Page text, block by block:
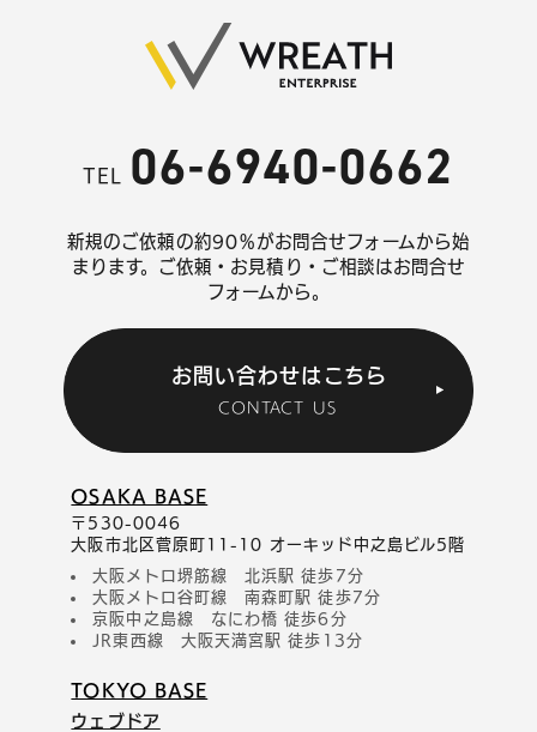
TEL06-6940-0662
TEL 06-6940-0662
新規のご依頼の約90％がお問合せフォームから始
まります。 ご依頼・お見積り・ご相談はお問合せ
フォームから。
お問い合わせはこちら
CONTACT US
OSAKA BASE
〒530-0046
大阪市北区菅原町11-10 オーキッド中之島ビル5階
大阪メトロ堺筋線 北浜駅 徒歩7分
大阪メトロ谷町線 南森町駅 徒歩7分
京阪中之島線 なにわ橋 徒歩6分
JR東西線 大阪天満宮駅 徒歩13分
TOKYO BASE
ウェブドア